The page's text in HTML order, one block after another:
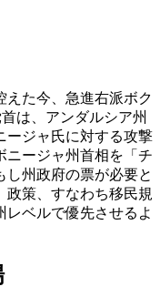
えた今、急進右派ボク
は、アンダルシア州
ージャ氏に対する攻撃
ニージャ州首相を「チ
し州政府の票が必要と
政策、すなわち移民規
ベルで優先させるよ